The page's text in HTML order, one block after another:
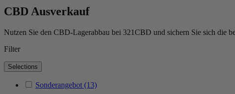
CBD Ausverkauf
Nutzen Sie den CBD-Lagerabbau bei 321CBD und sichern Sie sich die
Filter
Selections
Sonderangebot (13)